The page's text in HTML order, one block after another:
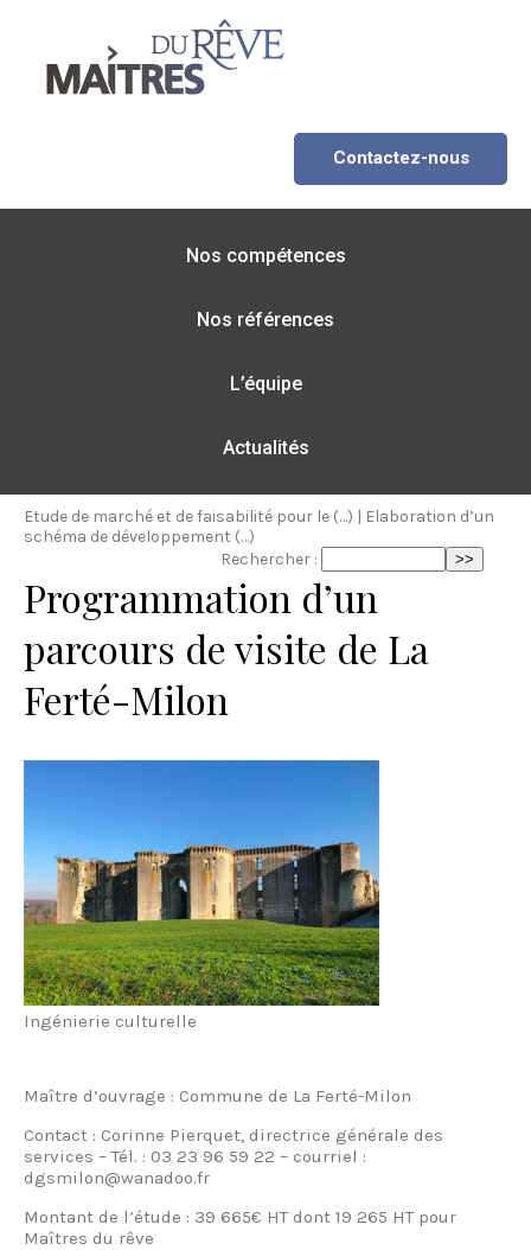
Contactez-nous
Nos compétences
Nos références
L’équipe
Actualités
Etude de marché et de faisabilité pour le (…) | Elaboration d’un
schéma de développement (…)
Rechercher :
Programmation d’un
parcours de visite de La
Ferté-Milon
Ingénierie culturelle
Maître d’ouvrage : Commune de La Ferté-Milon
Contact : Corinne Pierquet, directrice générale des
services – Tél. : 03 23 96 59 22 – courriel :
dgsmilon@wanadoo.fr
Montant de l’étude : 39 665€ HT dont 19 265 HT pour
Maîtres du rêve